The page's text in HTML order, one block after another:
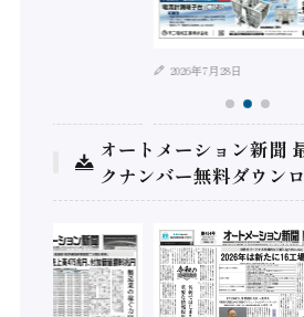
2026年7月28日
オートメーション新聞
クナンバー無料ダウン